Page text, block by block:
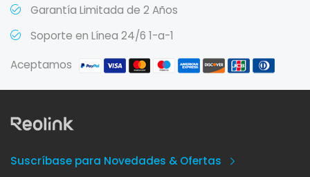
Garantía Limitada de 2 Años
Soporte en Línea 24/6 1-a-1
Aceptamos
Suscríbase para Novedades & Ofertas